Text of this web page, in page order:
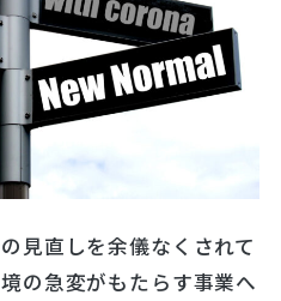
見直しを余儀なくされて
の急変がもたらす事業へ